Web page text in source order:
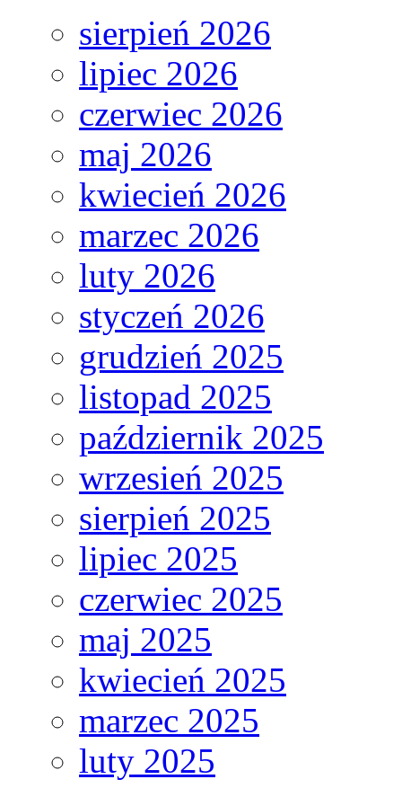
sierpień 2026
lipiec 2026
czerwiec 2026
maj 2026
kwiecień 2026
marzec 2026
luty 2026
styczeń 2026
grudzień 2025
listopad 2025
październik 2025
wrzesień 2025
sierpień 2025
lipiec 2025
czerwiec 2025
maj 2025
kwiecień 2025
marzec 2025
luty 2025